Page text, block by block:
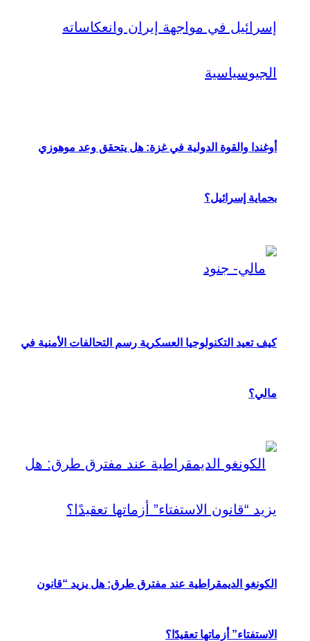
أوغندا والقوة الدولية في غزة: هل يتحقق وعد موهوزي
بحماية إسرائيل؟
كيف تعيد التكنولوجيا العسكرية رسم التحالفات الأمنية في
مالي؟
الكونغو الديمقراطية عند مفترق طرق: هل يزيد “قانون
الاستفتاء” أزماتها تعقيدًا؟